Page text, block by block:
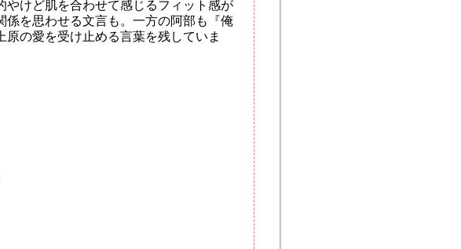
やけど肌を合わせて感じるフィット感が
を思わせる文言も。一方の阿部も『俺
の愛を受け止める言葉を残していま